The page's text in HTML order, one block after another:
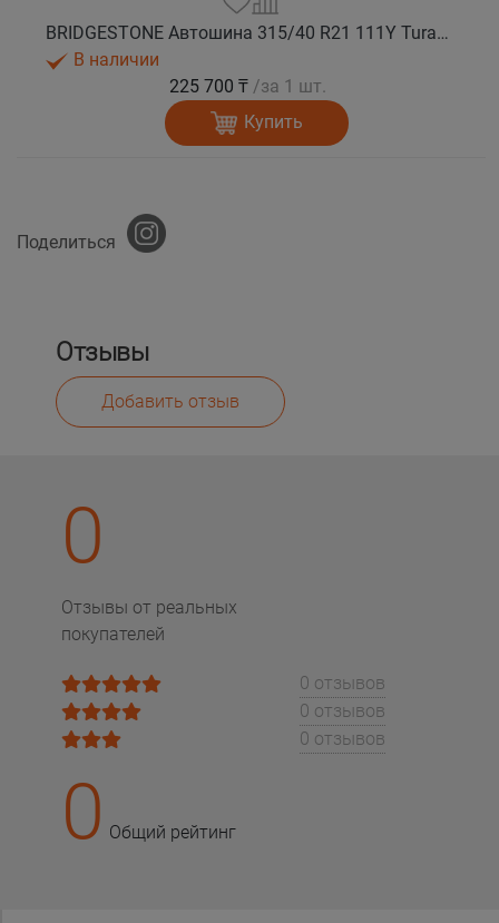
BRIDGESTONE Автошина 315/40 R21 111Y Turanza 6 лето
В наличии
225 700 ₸ /за 1 шт.
Купить
Поделиться
Отзывы
Добавить отзыв
0
Отзывы от реальных
покупателей
0 отзывов
0 отзывов
0 отзывов
0 Общий рейтинг